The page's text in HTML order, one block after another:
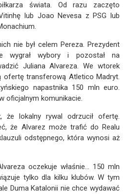
świata. Od razu zaczęto
lub Joao Nevesa z PSG lub
nie był celem Pereza. Prezydent
wygrał wybory i pozostał na
Juliana Alvareza. We wtorek
ofertę transferową Atletico Madryt.
napastnika 150 mln euro.
oficjalnym komunikacie.
że lokalny rywal odrzucił ofertę.
że Alvarez może trafić do Realu
odstępnego, która wynosi aż
oczekuje właśnie... 150 mln
tylko dla kilku klubów. W tym
Duma Katalonii nie chce wydawać